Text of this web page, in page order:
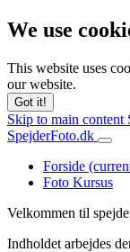
We use
This website uses
our website.
Got it!
Skip to main content
SpejderFoto.dk
Forside
Foto Kursus
Velkommen til
Indholdet arbejdes